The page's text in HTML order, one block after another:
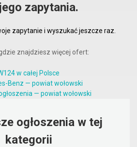
zapytania.
zapytanie i wyszukać jeszcze raz.
znajdziesz więcej ofert:
w całej Polsce
Benz — powiat wołowski
— powiat wołowski
ogłoszenia w tej
kategorii